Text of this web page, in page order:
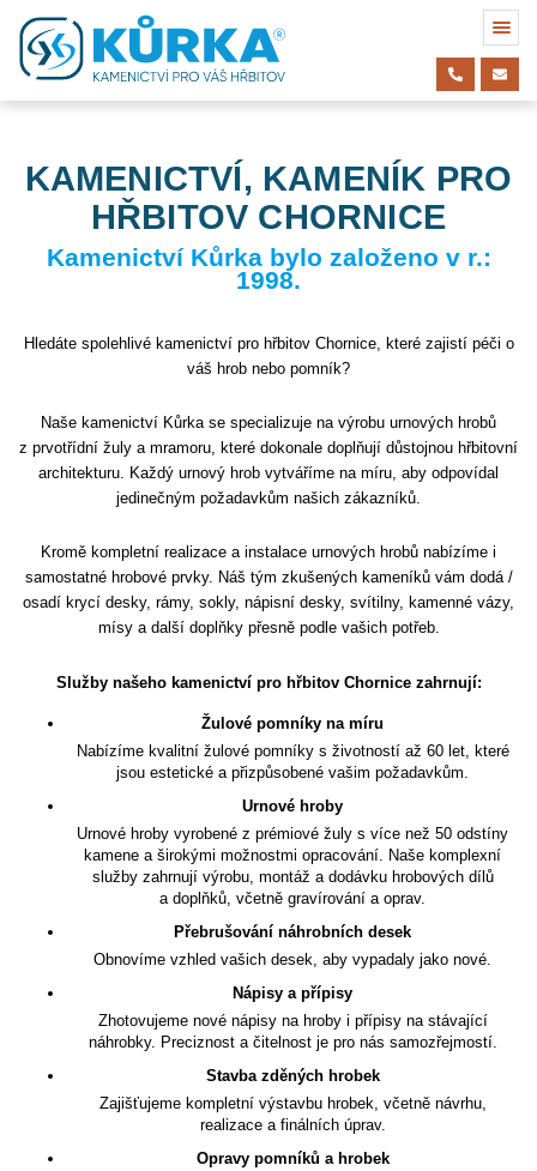
KAMENICTVÍ, KAMENÍK PRO
HŘBITOV CHORNICE
Kamenictví Kůrka bylo založeno v r.:
1998.
Hledáte spolehlivé kamenictví pro hřbitov Chornice, které zajistí péči o
váš hrob nebo pomník?
Naše kamenictví Kůrka se specializuje na výrobu urnových hrobů
z prvotřídní žuly a mramoru, které dokonale doplňují důstojnou hřbitovní
architekturu. Každý urnový hrob vytváříme na míru, aby odpovídal
jedinečným požadavkům našich zákazníků.
Kromě kompletní realizace a instalace urnových hrobů nabízíme i
samostatné hrobové prvky. Náš tým zkušených kameníků vám dodá /
osadí krycí desky, rámy, sokly, nápisní desky, svítilny, kamenné vázy,
mísy a další doplňky přesně podle vašich potřeb.
Služby našeho kamenictví pro hřbitov Chornice zahrnují:
Žulové pomníky na míru
Nabízíme kvalitní žulové pomníky s životností až 60 let, které
jsou estetické a přizpůsobené vašim požadavkům.
Urnové hroby
Urnové hroby vyrobené z prémiové žuly s více než 50 odstíny
kamene a širokými možnostmi opracování. Naše komplexní
služby zahrnují výrobu, montáž a dodávku hrobových dílů
a doplňků, včetně gravírování a oprav.
Přebrušování náhrobních desek
Obnovíme vzhled vašich desek, aby vypadaly jako nové.
Nápisy a přípisy
Zhotovujeme nové nápisy na hroby i přípisy na stávající
náhrobky. Preciznost a čitelnost je pro nás samozřejmostí.
Stavba zděných hrobek
Zajišťujeme kompletní výstavbu hrobek, včetně návrhu,
realizace a finálních úprav.
Opravy pomníků a hrobek